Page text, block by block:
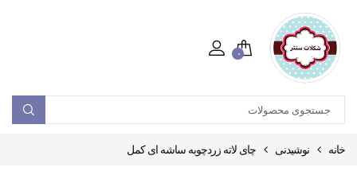
۰
خانه نوشیدنی چای لاته زردچوبه ساشه ای کمل